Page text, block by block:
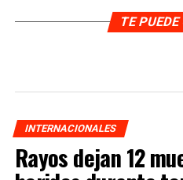
TE
INTERNACIONALES
Rayos dejan 12